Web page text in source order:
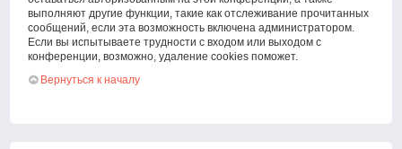
выполняют другие функции, такие как отслеживание прочитанных
сообщений, если эта возможность включена администратором.
Если вы испытываете трудности с входом или выходом с
конференции, возможно, удаление cookies поможет.
Вернуться к началу